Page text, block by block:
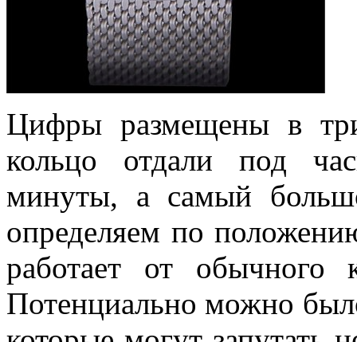
Цифры размещены в
кольцо отдали под
минуты, а самый
определяем по
работает от обычного
Потенциально можно